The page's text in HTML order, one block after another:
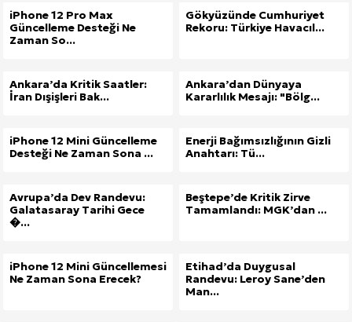
iPhone 12 Pro Max
Güncelleme Desteği Ne
Zaman So...
Gökyüzünde Cumhuriyet
Rekoru: Türkiye Havacıl...
Ankara’da Kritik Saatler:
İran Dışişleri Bak...
Ankara’dan Dünyaya
Kararlılık Mesajı: "Bölg...
iPhone 12 Mini Güncelleme
Desteği Ne Zaman Sona ...
Enerji Bağımsızlığının Gizli
Anahtarı: Tü...
Avrupa’da Dev Randevu:
Galatasaray Tarihi Gece
�...
Beştepe’de Kritik Zirve
Tamamlandı: MGK’dan ...
iPhone 12 Mini Güncellemesi
Ne Zaman Sona Erecek?
Etihad’da Duygusal
Randevu: Leroy Sane’den
Man...